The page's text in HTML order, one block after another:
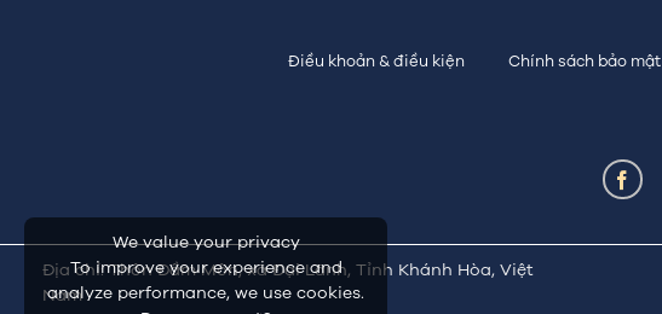
Điều khoản & điều kiện Chính sách bảo mật
Địa chỉ: Thôn Đầm Môn, xã Đại Lãnh, Tỉnh Khánh Hòa, Việt
Nam
We value your privacy
To improve your experience and
analyze performance, we use cookies.